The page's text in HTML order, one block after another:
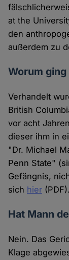
at the
den
außerdem zu
Worum
Verhandelt
British
vor acht
dieser ihm in
"Dr. Michael
Penn State"
Gefängnis,
sich hier (PDF).
Hat Mann
Nein. Das
Klage